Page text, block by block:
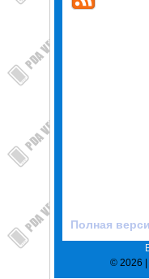
Полная
© 2026